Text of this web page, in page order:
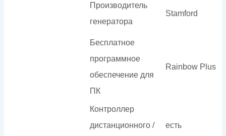
Производитель
генератора
Stamford
Бесплатное
программное
обеспечение для
ПК
Rainbow Plus
Контроллер
дистанционного /
есть